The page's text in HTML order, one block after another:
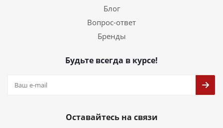
Блог
Вопрос-ответ
Бренды
Будьте всегда в курсе!
Оставайтесь на связи